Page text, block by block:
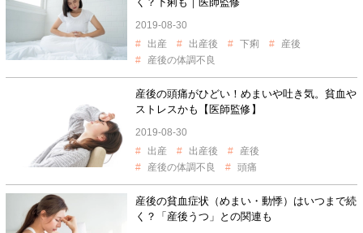
2019-08-30
出産
出産後 下痢
産後
産後の体調不良
産後の頭痛がひどい！めまいや吐き気。貧血や
ストレスかも【医師監修】
2019-08-30
出産
出産後
産後
産後の体調不良
頭痛
産後の貧血症状（めまい・動悸）はいつまで続
く？「産後うつ」との関連も